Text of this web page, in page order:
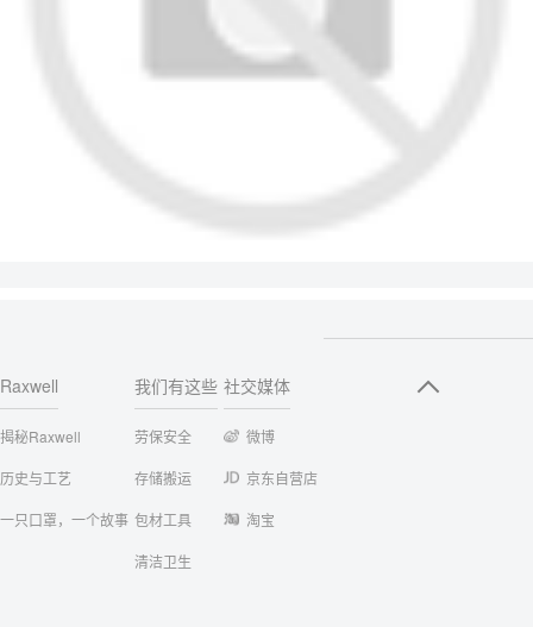
Raxwell
揭秘Raxwell
历史与工艺
一只口罩，一个故事
我们有这些
劳保安全
存储搬运
包材工具
清洁卫生
社交媒体
微博
京东自营店
淘宝